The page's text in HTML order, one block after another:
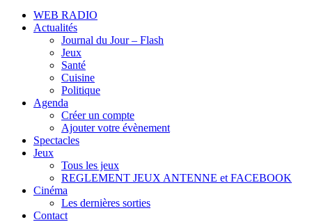
WEB RADIO
Actualités
Journal du Jour – Flash
Jeux
Santé
Cuisine
Politique
Agenda
Créer un compte
Ajouter votre évènement
Spectacles
Jeux
Tous les jeux
REGLEMENT JEUX ANTENNE et FACEBOOK
Cinéma
Les dernières sorties
Contact